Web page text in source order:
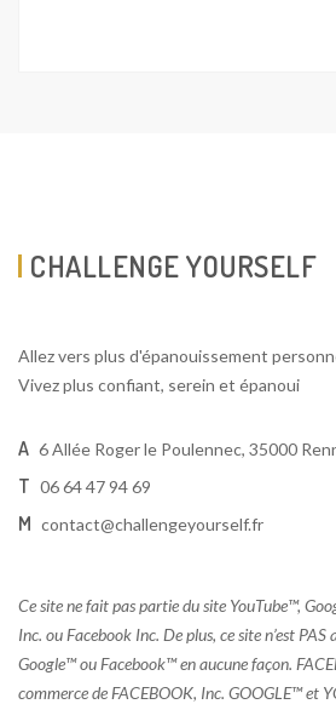
CHALLENGE YOURSELF
Allez vers plus d'épanouissement
Vivez plus confiant, serein et épanoui
A 6 Allée Roger le Poulennec, 35000
T 06 64 47 94 69
M contact@challengeyourself.fr
Ce site ne fait pas partie du site YouTube™,
Inc. ou Facebook Inc. De plus, ce site n’est
Google™ ou Facebook™ en aucune façon.
commerce de FACEBOOK, Inc. GOOGLE™ et